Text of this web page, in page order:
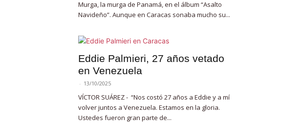
Murga, la murga de Panamá, en el álbum “Asalto
Navideño”. Aunque en Caracas sonaba mucho su...
Eddie Palmieri, 27 años vetado
en Venezuela
- 13/10/2025
VÍCTOR SUÁREZ - “Nos costó 27 años a Eddie y a mí
volver juntos a Venezuela. Estamos en la gloria.
Ustedes fueron gran parte de...